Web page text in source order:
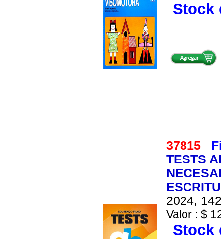
Stock
37815
TESTS
2024,
Valor : $
Stock